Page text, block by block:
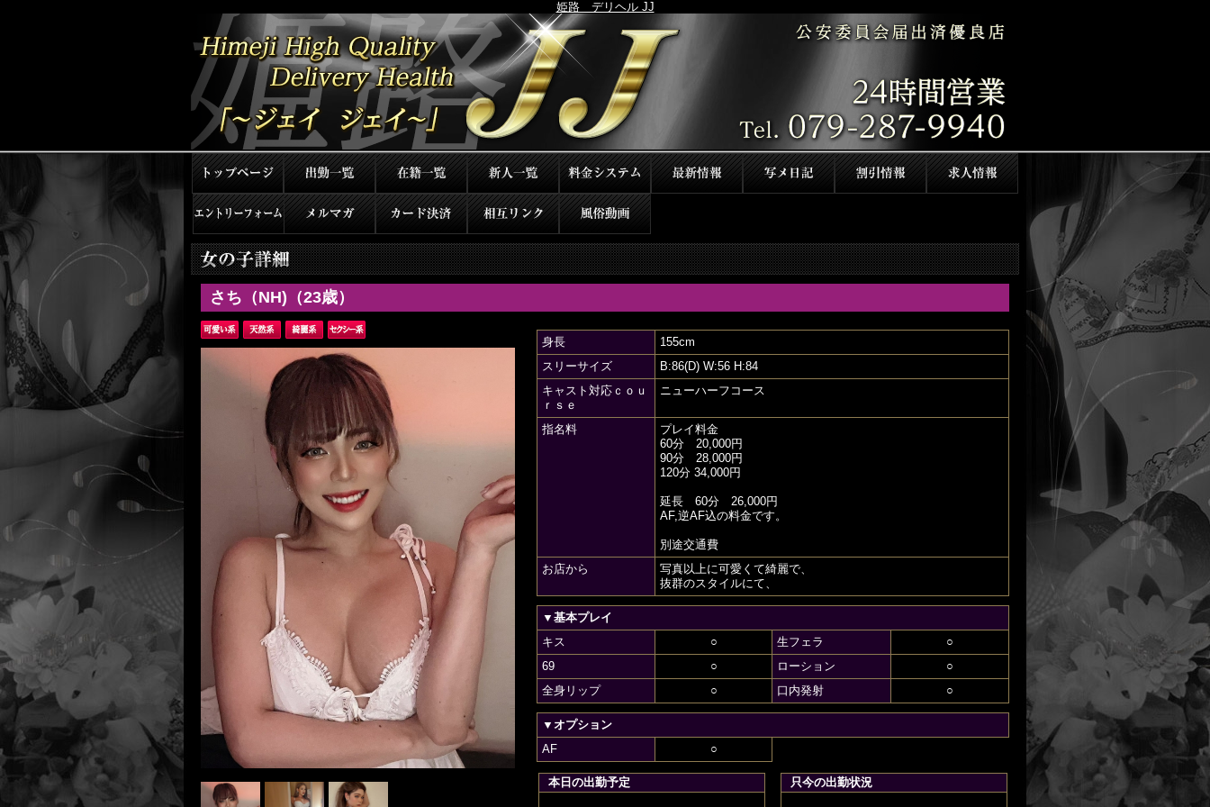
姫路 デリヘル JJ
さち（NH)（23歳）
身長
155cm
スリーサイズ
B:86(D) W:56 H:84
キャスト対応ｃｏｕ
ｒｓｅ
ニューハーフコース
指名料
プレイ料金
60分 20,000円
90分 28,000円
120分 34,000円
延長 60分 26,000円
AF,逆AF込の料金です。
別途交通費
お店から
写真以上に可愛くて綺麗で、
抜群のスタイルにて、
▼基本プレイ
キス
○ 生フェラ
○
69
○ ローション
○
全身リップ
○ 口内発射 ○
▼オプション
AF
○
本日の出勤予定 只今の出勤状況